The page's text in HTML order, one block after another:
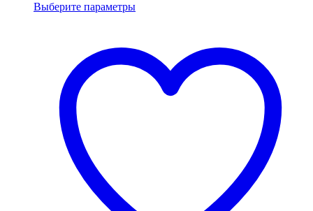
Выберите параметры